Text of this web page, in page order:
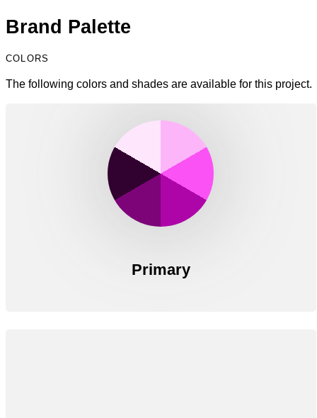
Brand Palette
COLORS
The following colors and shades are available for this project.
Primary